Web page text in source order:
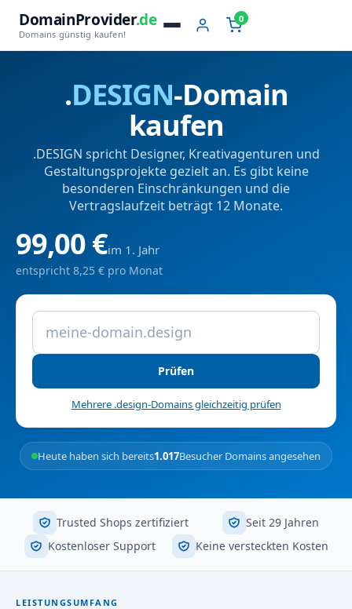
DomainProvider.de
Domains günstig kaufen!
0
.DESIGN-Domain
kaufen
.DESIGN spricht Designer, Kreativagenturen und
Gestaltungsprojekte gezielt an. Es gibt keine
besonderen Einschränkungen und die
Vertragslaufzeit beträgt 12 Monate.
99,00 €im 1. Jahr
entspricht 8,25 € pro Monat
Prüfen
Mehrere .design-Domains gleichzeitig prüfen
Heute haben sich bereits1.017Besucher Domains angesehen
Trusted Shops zertifiziert
Seit 29 Jahren
Kostenloser Support
Keine versteckten Kosten
LEISTUNGSUMFANG